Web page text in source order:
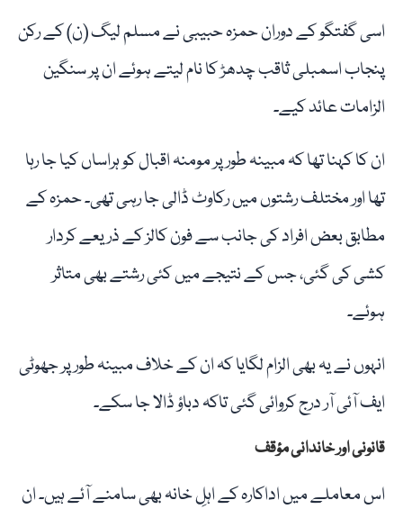
اسی گفتگو کے دوران حمزہ حبیبی نے مسلم لیگ (ن) کے رکن
پنجاب اسمبلی ثاقب چدھڑ کا نام لیتے ہوئے ان پر سنگین
الزامات عائد کیے۔
ان کا کہنا تھا کہ مبینہ طور پر مومنہ اقبال کو ہراساں کیا جا رہا
تھا اور مختلف رشتوں میں رکاوٹ ڈالی جا رہی تھی۔ حمزہ کے
مطابق بعض افراد کی جانب سے فون کالز کے ذریعے کردار
کشی کی گئی، جس کے نتیجے میں کئی رشتے بھی متاثر
ہوئے۔
انہوں نے یہ بھی الزام لگایا کہ ان کے خلاف مبینہ طور پر جھوٹی
ایف آئی آر درج کروائی گئی تاکہ دباؤ ڈالا جا سکے۔
قانونی اور خاندانی مؤقف
اس معاملے میں اداکارہ کے اہلِ خانہ بھی سامنے آئے ہیں۔ ان